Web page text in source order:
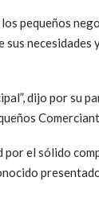
pequeños
dijo por su
por el sólido